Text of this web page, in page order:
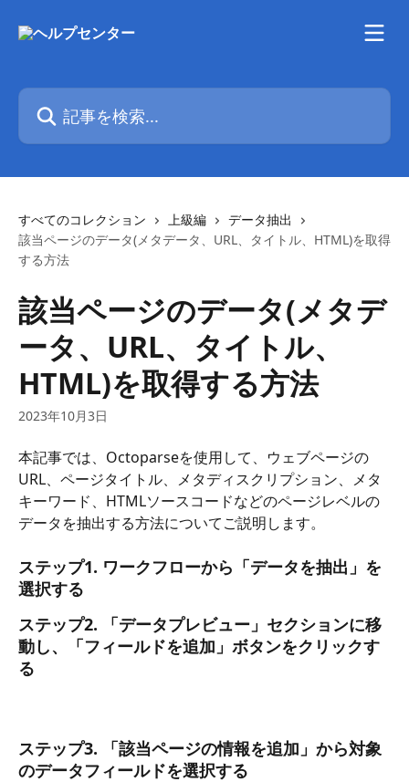
記事を検索...
すべてのコレクション 上級編
データ抽出
該当ページのデータ(メタデータ、URL、タイトル、HTML)を取得
する方法
該当ページのデータ(メタデ
ータ、URL、タイトル、
HTML)を取得する方法
2023年10月3日
本記事では、Octoparseを使用して、ウェブページの
URL、ページタイトル、メタディスクリプション、メタ
キーワード、HTMLソースコードなどのページレベルの
データを抽出する方法についてご説明します。
ステップ1. ワークフローから「データを抽出 」を
選択する
ステップ2. 「データプレビュー 」セクションに移
動し、「フィールドを追加 」ボタンをクリックす
る
ステップ3. 「該当ページの情報を追加 」から対象
のデータフィールドを選択する